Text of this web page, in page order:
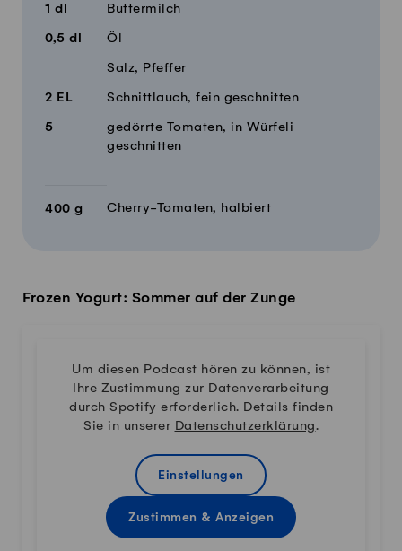
1 dl Buttermilch
0,5 dl Öl
Salz, Pfeffer
2 EL Schnittlauch, fein geschnitten
5
gedörrte Tomaten, in Würfeli
geschnitten
400 g Cherry-Tomaten, halbiert
Frozen Yogurt: Sommer auf der Zunge
Um diesen Podcast hören zu können, ist
Ihre Zustimmung zur Datenverarbeitung
durch Spotify erforderlich. Details finden
Sie in unserer Datenschutzerklärung.
Einstellungen
Zustimmen & Anzeigen